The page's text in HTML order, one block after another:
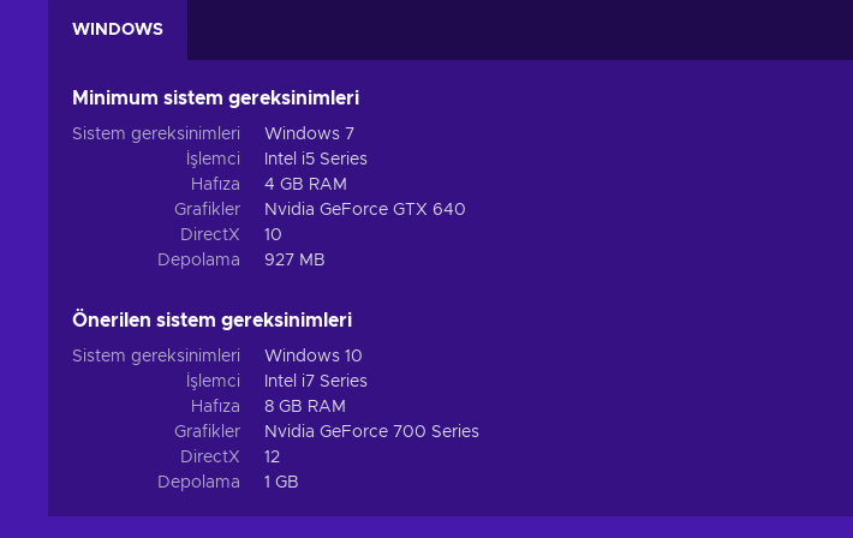
WINDOWS
Minimum sistem gereksinimleri
Sistem gereksinimleri
Windows 7
İşlemci
Intel i5 Series
Hafıza
4 GB RAM
Grafikler
Nvidia GeForce GTX 640
DirectX
10
Depolama
927 MB
Önerilen sistem gereksinimleri
Sistem gereksinimleri
Windows 10
İşlemci
Intel i7 Series
Hafıza
8 GB RAM
Grafikler
Nvidia GeForce 700 Series
DirectX
12
Depolama
1 GB